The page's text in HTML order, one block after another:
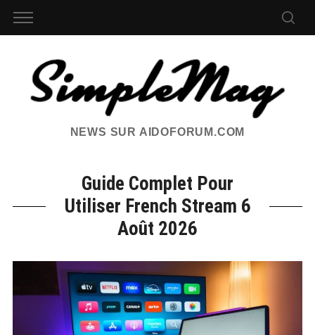
NEWS SUR AIDOFORUM.COM
Guide Complet Pour
Utiliser French Stream 6
Août 2026